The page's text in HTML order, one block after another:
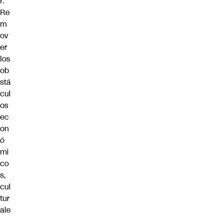
Re
m
ov
er
los
ob
stá
cul
os
ec
on
ó
mi
co
s,
cul
tur
ale